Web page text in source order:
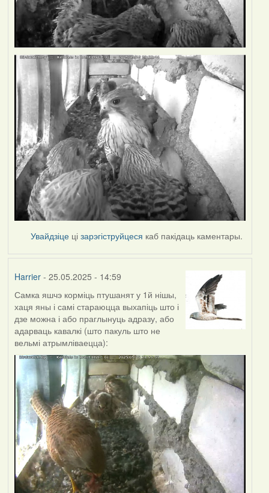
Увайдзіце цізарэгіструйцеся каб пакідаць каментары.
Harrier- 25.05.2025 - 14:59
Самка яшчэ корміць птушанят у 1й нішы,
хаця яны і самі стараюцца выхапіць што і
дзе можна і або праглынуць адразу, або
адарваць кавалкі (што пакуль што не
вельмі атрымліваецца):